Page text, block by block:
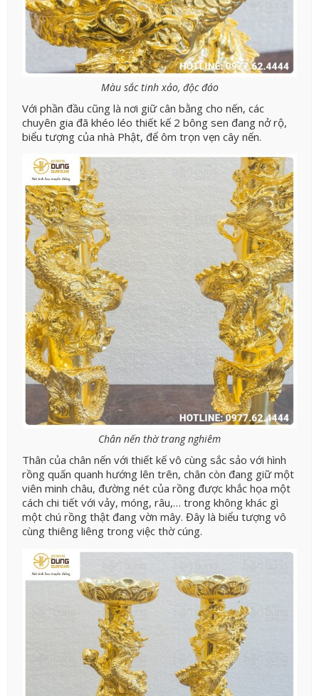
Màu sắc tinh xảo, độc đáo
Với phần đầu cũng là nơi giữ cân bằng cho nến, các
chuyên gia đã khéo léo thiết kế 2 bông sen đang nở rộ,
biểu tượng của nhà Phật, để ôm trọn vẹn cây nến.
Chân nến thờ trang nghiêm
Thân của chân nến với thiết kế vô cùng sắc sảo với hình
rồng quấn quanh hướng lên trên, chân còn đang giữ một
viên minh châu, đường nét của rồng được khắc họa một
cách chi tiết với vảy, móng, râu,… trong không khác gì
một chú rồng thật đang vờn mây. Đây là biểu tượng vô
cùng thiêng liêng trong việc thờ cúng.